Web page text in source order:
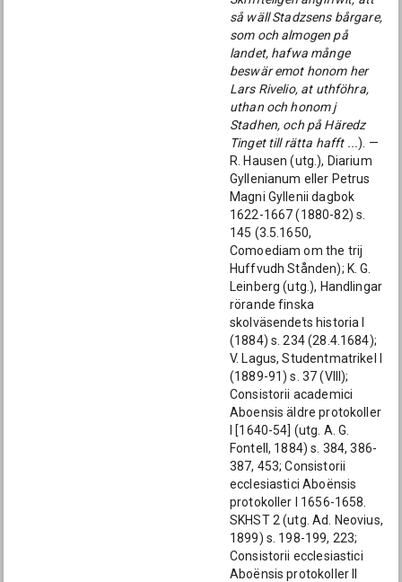
så wäll Stadzsens bårgare,
som och almogen på
landet, hafwa månge
beswär emot honom her
Lars Rivelio, at uthföhra,
uthan och honom j
Stadhen, och på Häredz
Tinget till rätta hafft ...). —
R. Hausen (utg.), Diarium
Gyllenianum eller Petrus
Magni Gyllenii dagbok
1622-1667 (1880-82) s.
145 (3.5.1650,
Comoediam om the trij
Huffvudh Stånden); K. G.
Leinberg (utg.), Handlingar
rörande finska
skolväsendets historia I
(1884) s. 234 (28.4.1684);
V. Lagus, Studentmatrikel I
(1889-91) s. 37 (VIII);
Consistorii academici
Aboensis äldre protokoller
I [1640-54] (utg. A. G.
Fontell, 1884) s. 384, 386-
387, 453; Consistorii
ecclesiastici Aboënsis
protokoller I 1656-1658.
SKHST 2 (utg. Ad. Neovius,
1899) s. 198-199, 223;
Consistorii ecclesiastici
Aboënsis protokoller II